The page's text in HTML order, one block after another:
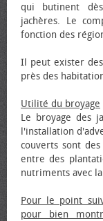
qui butinent
jachères. Le
fonction des
Il peut exister
près des
Utilité du broyage
Le broyage des
l'installation
couverts sont
entre des
nutriments avec
Pour le point
pour bien